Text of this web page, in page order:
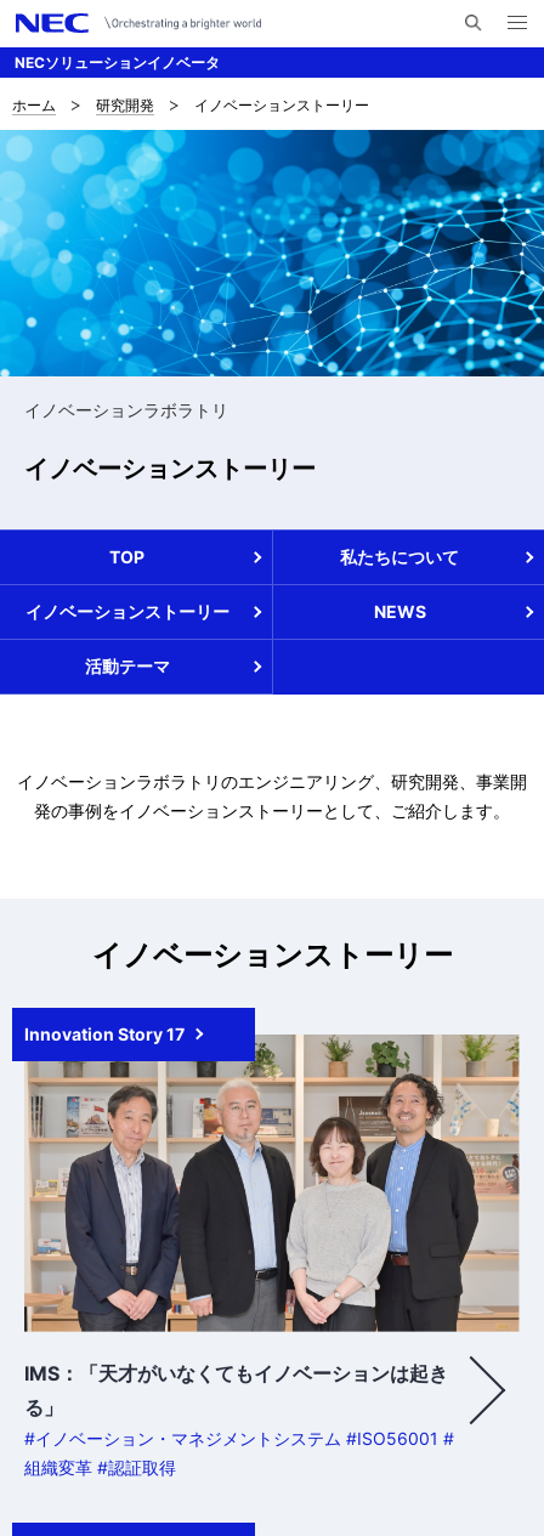
NECソリューションイノベータ
検
索
メ
ニ
く
ナ
ビ
ゲ
ー
シ
ョ
ン
サ
イ
ト
内
の
現
在
位
置
ホーム 研究開発 イノベーションストーリー
イノベーションストーリー
イノベーションラボラトリ
TOP 私たちについて
イノベーションストーリー NEWS
活動テーマ
イノベーションラボラトリのエンジニアリング、研究開発、事業開
発の事例をイノベーションストーリーとして、ご紹介します。
イノベーションストーリー
Innovation Story 17
IMS：「天才がいなくてもイノベーションは起き
る」
#イノベーション・マネジメントシステム #ISO56001 #
組織変革 #認証取得